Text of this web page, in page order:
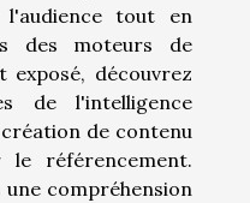
tout en
des moteurs de
découvrez
de l'intelligence
de contenu
référencement.
compréhension